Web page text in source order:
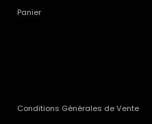
Panier
Conditions Générales de Vente